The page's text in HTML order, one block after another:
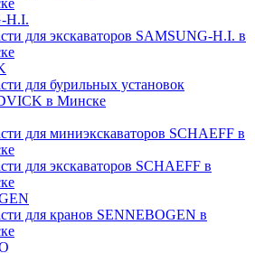
H.I.
для экскаваторов SAMSUNG-H.I. в
для бурильных установок
в Минске
для миниэкскаваторов SCHAEFF в
для экскаваторов SCHAEFF в
для кранов SENNEBOGEN в